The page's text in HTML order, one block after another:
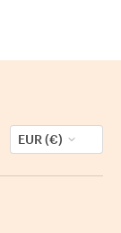
EUR (€)